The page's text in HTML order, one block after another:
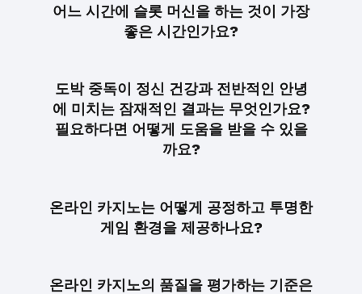
어느 시간에 슬롯 머신을 하는 것이 가장
좋은 시간인가요?
도박 중독이 정신 건강과 전반적인 안녕
에 미치는 잠재적인 결과는 무엇인가요?
필요하다면 어떻게 도움을 받을 수 있을
까요?
온라인 카지노는 어떻게 공정하고 투명한
게임 환경을 제공하나요?
온라인 카지노의 품질을 평가하는 기준은